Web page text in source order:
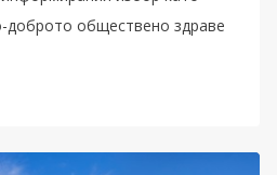
доброто обществено здраве